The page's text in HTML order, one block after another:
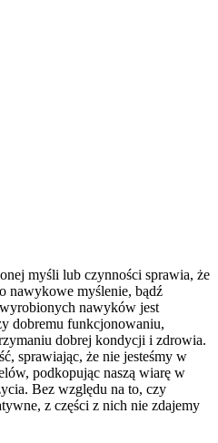
myśli lub czynności sprawia, że
nawykowe myślenie, bądź
nawyków jest
dobremu funkcjonowaniu,
dobrej kondycji i zdrowia.
sprawiając, że nie jesteśmy w
podkopując naszą wiarę w
Bez względu na to, czy
z części z nich nie zdajemy